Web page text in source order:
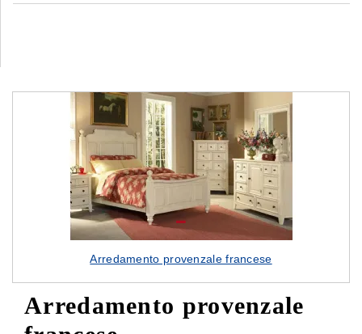
Arredamento provenzale francese
Arredamento provenzale